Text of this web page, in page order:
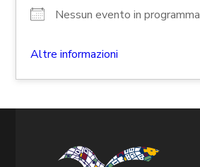
Nessun evento in programma
Altre informazioni